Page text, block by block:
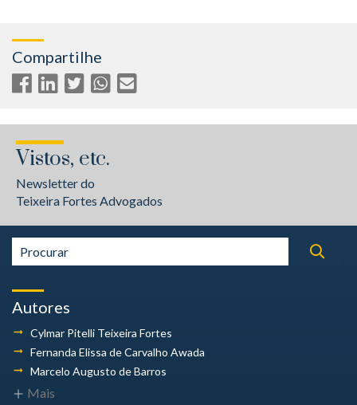
Compartilhe
Vistos, etc.
Newsletter do
Teixeira Fortes Advogados
Autores
Cylmar Pitelli Teixeira Fortes
Fernanda Elissa de Carvalho Awada
Marcelo Augusto de Barros
Mais